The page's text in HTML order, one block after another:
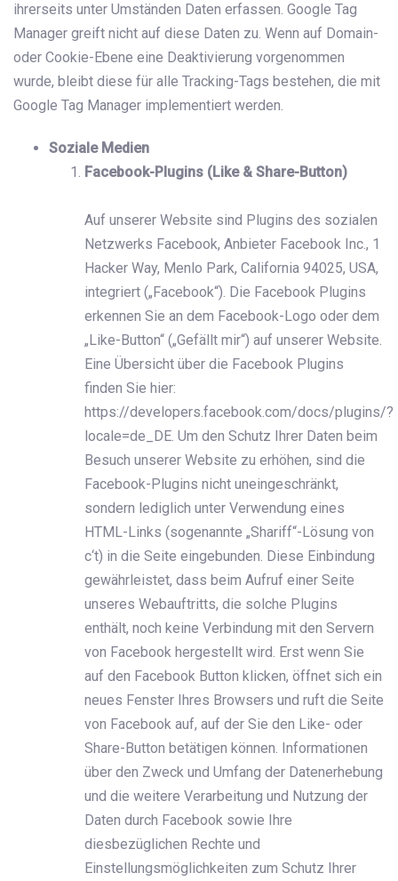
ihrerseits unter Umständen Daten erfassen. Google Tag
Manager greift nicht auf diese Daten zu. Wenn auf Domain-
oder Cookie-Ebene eine Deaktivierung vorgenommen
wurde, bleibt diese für alle Tracking-Tags bestehen, die mit
Google Tag Manager implementiert werden.
Soziale Medien
Facebook-Plugins (Like & Share-Button)
Auf unserer Website sind Plugins des sozialen
Netzwerks Facebook, Anbieter Facebook Inc., 1
Hacker Way, Menlo Park, California 94025, USA,
integriert („Facebook“). Die Facebook Plugins
erkennen Sie an dem Facebook-Logo oder dem
„Like-Button“ („Gefällt mir“) auf unserer Website.
Eine Übersicht über die Facebook Plugins
finden Sie hier:
https://developers.facebook.com/docs/plugins/?
locale=de_DE. Um den Schutz Ihrer Daten beim
Besuch unserer Website zu erhöhen, sind die
Facebook-Plugins nicht uneingeschränkt,
sondern lediglich unter Verwendung eines
HTML-Links (sogenannte „Shariff“-Lösung von
c‘t) in die Seite eingebunden. Diese Einbindung
gewährleistet, dass beim Aufruf einer Seite
unseres Webauftritts, die solche Plugins
enthält, noch keine Verbindung mit den Servern
von Facebook hergestellt wird. Erst wenn Sie
auf den Facebook Button klicken, öffnet sich ein
neues Fenster Ihres Browsers und ruft die Seite
von Facebook auf, auf der Sie den Like- oder
Share-Button betätigen können. ‌Informationen
über den Zweck und Umfang der Datenerhebung
und die weitere Verarbeitung und Nutzung der
Daten durch Facebook sowie Ihre
diesbezüglichen Rechte und
Einstellungsmöglichkeiten zum Schutz Ihrer